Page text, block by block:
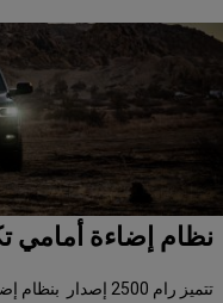
نظام إضاءة أمامي
تتميز رام 2500